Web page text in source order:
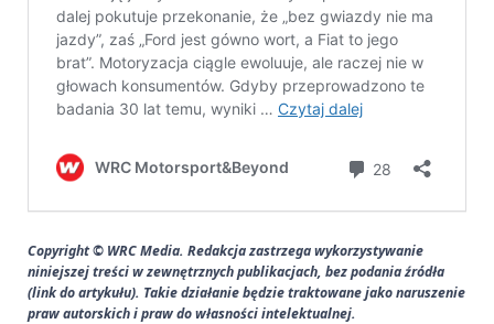
Copyright © WRC Media. Redakcja zastrzega wykorzystywanie
niniejszej treści w zewnętrznych publikacjach, bez podania źródła
(link do artykułu). Takie działanie będzie traktowane jako naruszenie
praw autorskich i praw do własności intelektualnej.